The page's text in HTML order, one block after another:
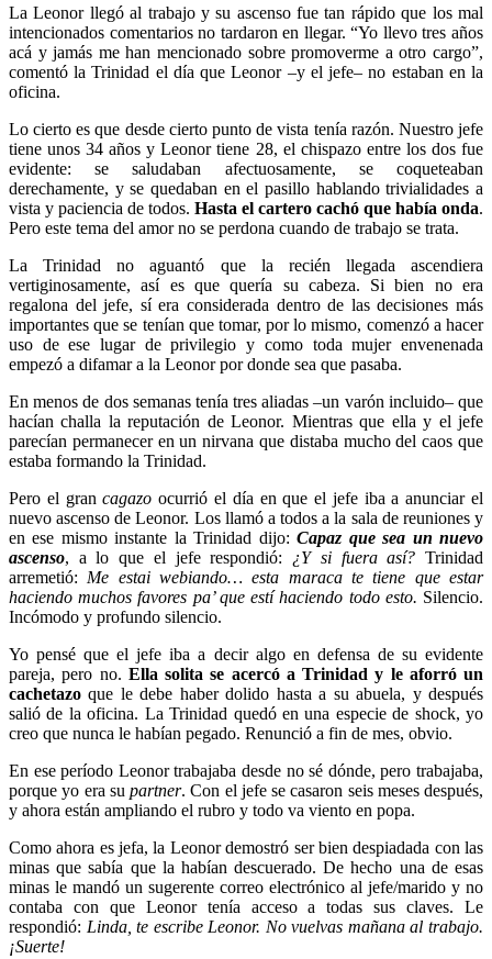
La Leonor llegó al trabajo y su ascenso fue tan rápido que los mal
intencionados comentarios no tardaron en llegar. “Yo llevo tres años
acá y jamás me han mencionado sobre promoverme a otro cargo”,
comentó la Trinidad el día que Leonor –y el jefe– no estaban en la
oficina.
Lo cierto es que desde cierto punto de vista tenía razón. Nuestro jefe
tiene unos 34 años y Leonor tiene 28, el chispazo entre los dos fue
evidente: se saludaban afectuosamente, se coqueteaban
derechamente, y se quedaban en el pasillo hablando trivialidades a
vista y paciencia de todos. Hasta el cartero cachó que había onda.
Pero este tema del amor no se perdona cuando de trabajo se trata.
La Trinidad no aguantó que la recién llegada ascendiera
vertiginosamente, así es que quería su cabeza. Si bien no era
regalona del jefe, sí era considerada dentro de las decisiones más
importantes que se tenían que tomar, por lo mismo, comenzó a hacer
uso de ese lugar de privilegio y como toda mujer envenenada
empezó a difamar a la Leonor por donde sea que pasaba.
En menos de dos semanas tenía tres aliadas –un varón incluido– que
hacían challa la reputación de Leonor. Mientras que ella y el jefe
parecían permanecer en un nirvana que distaba mucho del caos que
estaba formando la Trinidad.
Pero el grancagazoocurrió el día en que el jefe iba a anunciar el
nuevo ascenso de Leonor. Los llamó a todos a la sala de reuniones y
en ese mismo instante la Trinidad dijo:Capaz que sea un nuevo
ascenso, a lo que el jefe respondió: ¿Y si fuera así?Trinidad
arremetió: Me estai webiando… esta maraca te tiene que estar
haciendo muchos favores pa’ que estí haciendo todo esto. Silencio.
Incómodo y profundo silencio.
Yo pensé que el jefe iba a decir algo en defensa de su evidente
pareja, pero no. Ella solita se acercó a Trinidad y le aforró un
cachetazo que le debe haber dolido hasta a su abuela, y después
salió de la oficina. La Trinidad quedó en una especie de shock, yo
creo que nunca le habían pegado. Renunció a fin de mes, obvio.
En ese período Leonor trabajaba desde no sé dónde, pero trabajaba,
porque yo era su partner. Con el jefe se casaron seis meses después,
y ahora están ampliando el rubro y todo va viento en popa.
Como ahora es jefa, la Leonor demostró ser bien despiadada con las
minas que sabía que la habían descuerado. De hecho una de esas
minas le mandó un sugerente correo electrónico al jefe/marido y no
contaba con que Leonor tenía acceso a todas sus claves. Le
respondió: Linda, te escribe Leonor. No vuelvas mañana al trabajo.
¡Suerte!